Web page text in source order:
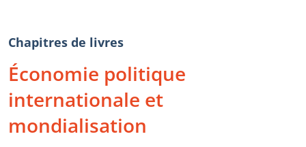
Chapitres de livres
Économie politique
internationale et
mondialisation